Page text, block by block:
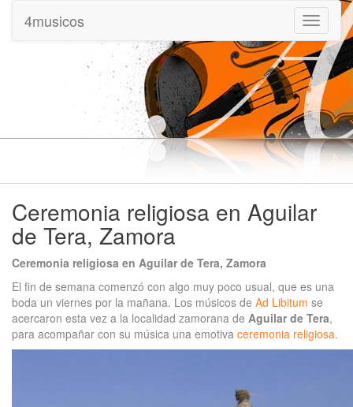
Mostrar
menu
4musicos
Ceremonia religiosa en Aguilar
de Tera, Zamora
Ceremonia religiosa en Aguilar de Tera, Zamora
El fin de semana comenzó con algo muy poco usual, que es una
boda un viernes por la mañana. Los músicos de Ad Libitum se
acercaron esta vez a la localidad zamorana de Aguilar de Tera,
para acompañar con su música una emotiva ceremonia religiosa.